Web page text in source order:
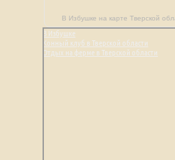
В Избушке на карте Тверской
В Избушке
Конный клуб в Тверской области
Отдых на ферме в Тверской области